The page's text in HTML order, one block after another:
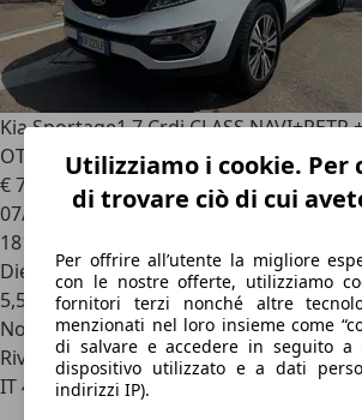
Utilizziamo i cookie. Per
di trovare ciò di cui
Per offrire all’utente la migliore
con le nostre offerte, utilizziamo
fornitori terzi nonché altre
menzionati nel loro insieme come
di salvare e accedere in seguito a
dispositivo utilizzato e a dati
indirizzi IP).
Kia Sportage1.7 Crdi CLASS
OTTIMO PREZZO "
€ 7.500
07/2014
181.700 km
Diesel
5,5 l/100 km (comb.)
Novità
Rivenditore
IT 41121